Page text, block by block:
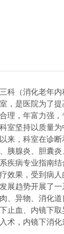
科（消化老年
，是医院为了
理，年富力强
室坚持以质量
来，科室在诊
胰腺炎、胆囊
疾病专业指南
效果，受到病
展趋势开展了
、异物、消化
止血、内镜下
术，内镜下消化